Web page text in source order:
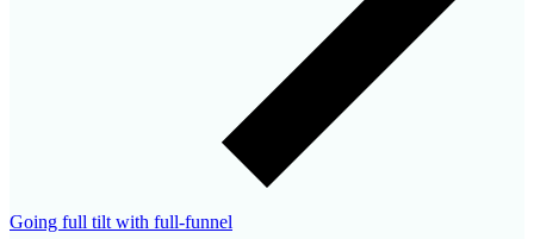
Going full tilt with full-funnel